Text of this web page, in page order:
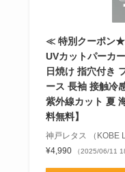
≪ 特別クーポン
UVカットパーカ
日焼け 指穴付き
ース 長袖 接触冷
紫外線カット 夏
料無料】
神戸レタス （KOBE
¥4,990
（2025/06/11